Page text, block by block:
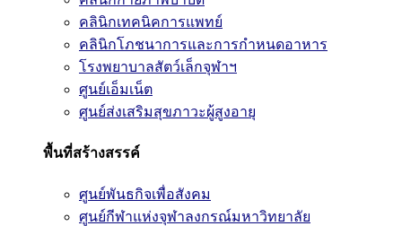
คลินิกเทคนิคการแพทย์
คลินิกโภชนาการและการกำหนดอาหาร
โรงพยาบาลสัตว์เล็กจุฬาฯ
ศูนย์เอ็มเน็ต
ศูนย์ส่งเสริมสุขภาวะผู้สูงอายุ
พื้นที่สร้างสรรค์
ศูนย์พันธกิจเพื่อสังคม
ศูนย์กีฬาแห่งจุฬาลงกรณ์มหาวิทยาลัย